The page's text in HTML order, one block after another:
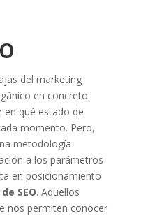
del marketing
en concreto:
en qué estado de
momento. Pero,
metodología
a los parámetros
en posicionamiento
SEO. Aquellos
nos permiten conocer